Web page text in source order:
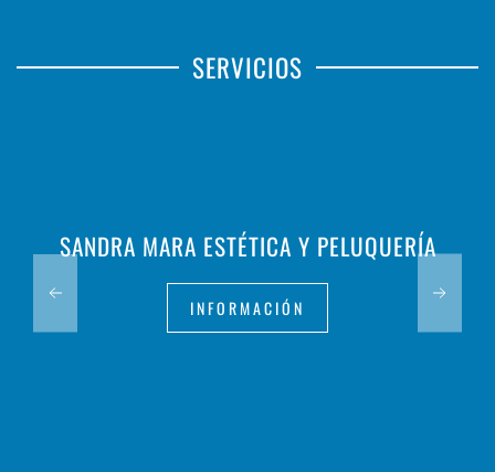
SERVICIOS
SANDRA MARA ESTÉTICA Y PELUQUERÍA
INFORMACIÓN